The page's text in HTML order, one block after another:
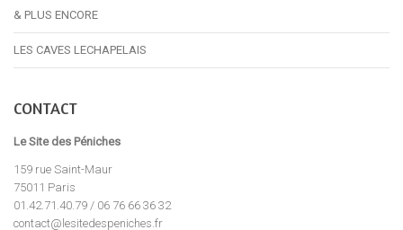
& PLUS ENCORE
LES CAVES LECHAPELAIS
CONTACT
Le Site des Péniches
159 rue Saint-Maur
75011 Paris
01.42.71.40.79 / 06 76 66 36 32
contact@lesitedespeniches.fr